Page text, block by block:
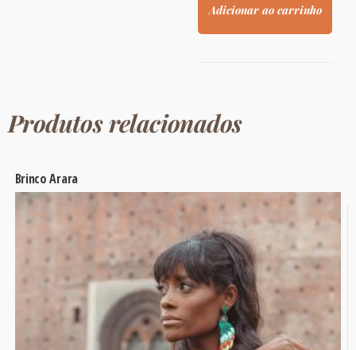
Adicionar ao carrinho
Produtos relacionados
Brinco Arara